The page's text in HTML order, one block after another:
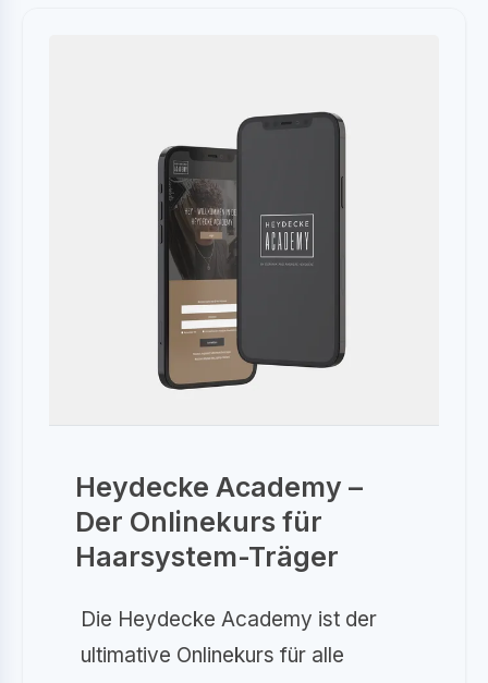
Heydecke Academy –
Der Onlinekurs für
Haarsystem-Träger
Die Heydecke Academy ist der
ultimative Onlinekurs für alle